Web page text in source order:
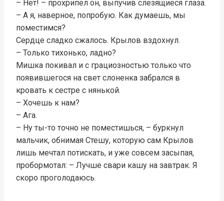
– Нет! – прохрипел он, выпучив слезящиеся глаза.
– А я, наверное, попробую. Как думаешь, мы
поместимся?
Сердце сладко сжалось. Крылов вздохнул.
– Только тихонько, ладно?
Мишка покивал и с грациозностью только что
появившегося на свет слоненка забрался в
кровать к сестре с нянькой.
– Хочешь к нам?
– Ага.
– Ну ты-то точно не поместишься, – буркнул
мальчик, обнимая Стешу, которую сам Крылов
лишь мечтал потискать, и уже совсем засыпая,
пробормотал: – Лучше свари кашу на завтрак. Я
скоро проголодаюсь.